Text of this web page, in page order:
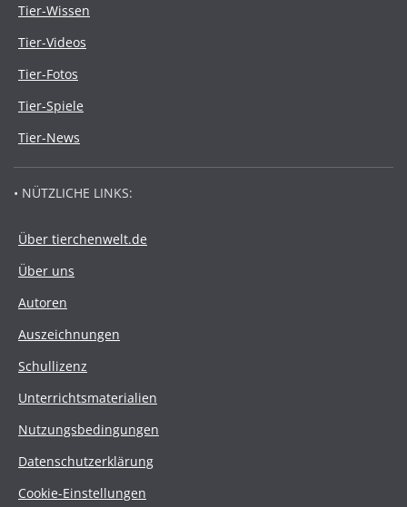
Tier-Wissen
Tier-Videos
Tier-Fotos
Tier-Spiele
Tier-News
• NÜTZLICHE LINKS:
Über tierchenwelt.de
Über uns
Autoren
Auszeichnungen
Schullizenz
Unterrichtsmaterialien
Nutzungsbedingungen
Datenschutzerklärung
Cookie-Einstellungen